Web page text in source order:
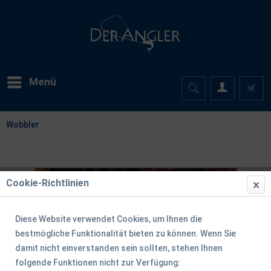
Menü
Wobbler
Cookie-Richtlinien
Diese Website verwendet Cookies, um Ihnen die
bestmögliche Funktionalität bieten zu können. Wenn Sie
damit nicht einverstanden sein sollten, stehen Ihnen
folgende Funktionen nicht zur Verfügung: